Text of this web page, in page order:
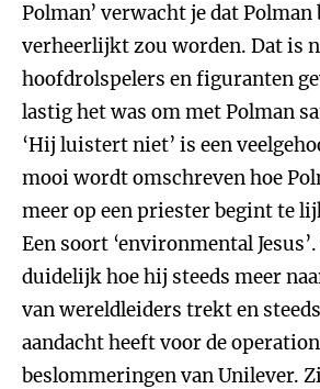
Polman’ verwacht je dat Polman
verheerlijkt zou worden. Dat is
hoofdrolspelers en figuranten
lastig het was om met Polman
‘Hij luistert niet’ is een
mooi wordt omschreven hoe
meer op een priester begint te
Een soort ‘environmental
duidelijk hoe hij steeds meer
van wereldleiders trekt en
aandacht heeft voor de
beslommeringen van Unilever.